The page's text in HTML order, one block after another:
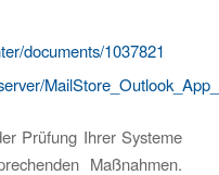
documents/1037821
Prüfung Ihrer Systeme
Maßnahmen.